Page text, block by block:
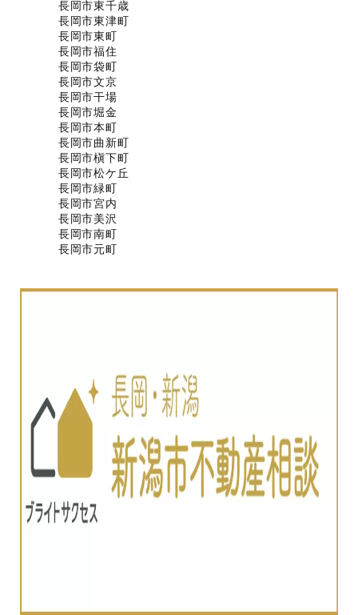
長岡市東千歳
長岡市東津町
長岡市東町
長岡市福住
長岡市袋町
長岡市文京
長岡市干場
長岡市堀金
長岡市本町
長岡市曲新町
長岡市槇下町
長岡市松ケ丘
長岡市緑町
長岡市宮内
長岡市美沢
長岡市南町
長岡市元町